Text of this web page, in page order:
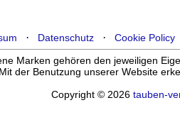
· Datenschutz· Cookie Policy
Marken gehören den jeweiligen
der Benutzung unserer Website
Copyright © 2026 tauben-